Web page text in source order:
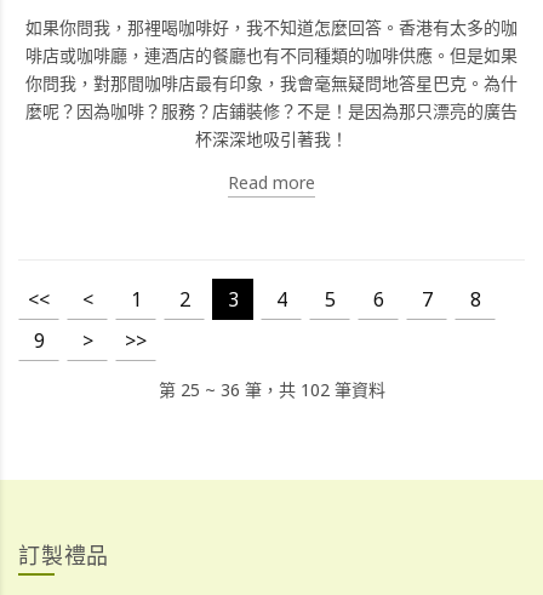
如果你問我，那裡喝咖啡好，我不知道怎麼回答。香港有太多的咖
啡店或咖啡廳，連酒店的餐廳也有不同種類的咖啡供應。但是如果
你問我，對那間咖啡店最有印象，我會毫無疑問地答星巴克。為什
麼呢？因為咖啡？服務？店鋪裝修？不是！是因為那只漂亮的廣告
杯深深地吸引著我！
Read more
<< < 1 2 3 4 5 6 7
8
9
> >>
第 25 ~ 36 筆，共 102 筆資料
訂製禮品